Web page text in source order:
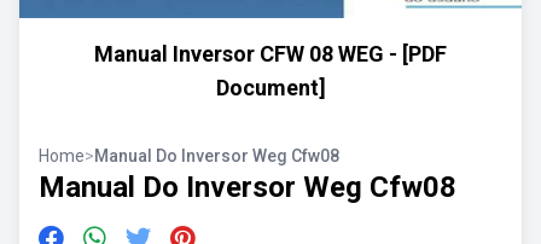
Manual Inversor CFW 08 WEG - [PDF
Document]
Home>Manual Do Inversor Weg Cfw08
Manual Do Inversor Weg Cfw08